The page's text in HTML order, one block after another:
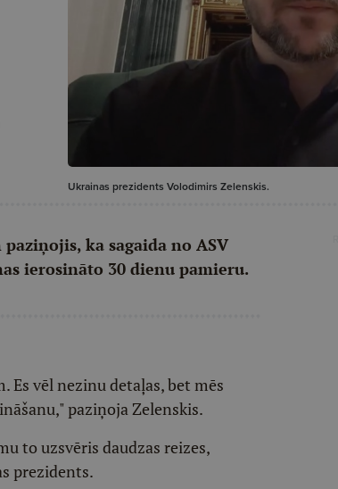
Ukrainas prezidents Volodimirs Zelenskis.
ka sagaida no ASV
ierosināto 30 dienu pamieru.
Es vēl nezinu detaļas, bet mēs
paziņoja Zelenskis.
to uzsvēris daudzas reizes,
prezidents.